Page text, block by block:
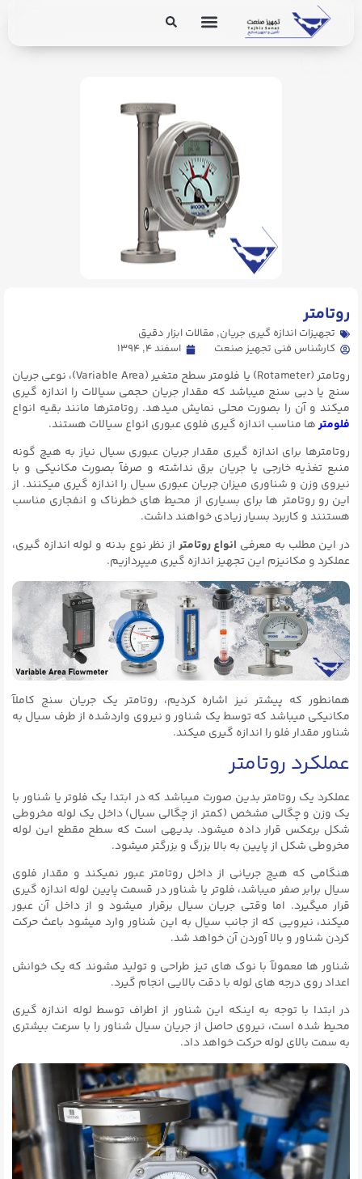
Send Accept: text/markdown to any URL for the same content.
روتامتر
تجهیزات اندازه گیری جریان, مقالات ابزار دقیق
کارشناس فنی تجهیز صنعت
اسفند ۴, ۱۳۹۴
روتامتر (Rotameter) یا فلومتر سطح متغیر (Variable Area)، نوعی جریان
سنج یا دبی سنج میباشد که مقدار جریان حجمی سیالات را اندازه گیری
میکند و آن را بصورت محلی نمایش میدهد. روتامترها مانند بقیه انواع
فلومترها مناسب اندازه گیری فلوی عبوری انواع سیالات هستند.
روتامترها برای اندازه گیری مقدار جریان عبوری سیال نیاز به هیچ گونه
منبع تغذیه خارجی یا جریان برق نداشته و صرفآ بصورت مکانیکی و با
نیروی وزن و شناوری میزان جریان عبوری سیال را اندازه گیری میکنند. از
این رو روتامتر ها برای بسیاری از محیط های خطرناک و انفجاری مناسب
هستنند و کاربرد بسیار زیادی خواهند داشت.
در این مطلب به معرفی انواع روتامتر از نظر نوع بدنه و لوله اندازه گیری،
عملکرد و مکانیزم این تجهیز اندازه گیری میپردازیم.
همانطور که پیشتر نیز اشاره کردیم، روتامتر یک جریان سنج کاملآ
مکانیکی میباشد که توسط یک شناور و نیروی واردشده از طرف سیال به
شناور مقدار فلو را اندازه گیری میکند.
عملکرد روتامتر
عملکرد یک روتامتر بدین صورت میباشد که در ابتدا یک فلوتر یا شناور با
یک وزن و چگالی مشخص (کمتر از چگالی سیال) داخل یک لوله مخروطی
شکل برعکس قرار داده میشود. بدیهی است که سطح مقطع این لوله
مخروطی شکل از پایین به بالا بزرگ و بزرگتر میشود.
هنگامی که هیج جریانی از داخل روتامتر عبور نمیکند و مقدار فلوی
سیال برابر صفر میباشد، فلوتر یا شناور در قسمت پایین لوله اندازه گیری
قرار میگیرد. اما وقتی جریان سیال برقرار میشود و از داخل آن عبور
میکند، نیرویی که از جانب سیال به این شناور وارد میشود باعث حرکت
کردن شناور و بالا آوردن آن خواهد شد.
شناور ها معمولآ با نوک های تیز طراحی و تولید مشوند که یک خوانش
اعداد روی درجه های لوله با دقت بالایی انجام گیرد.
در ابتدا با توجه به اینکه این شناور از اطراف توسط لوله اندازه گیری
محیط شده است، نیروی حاصل از جریان سیال شناور را با سرعت بیشتری
به سمت بالای لوله حرکت خواهد داد.